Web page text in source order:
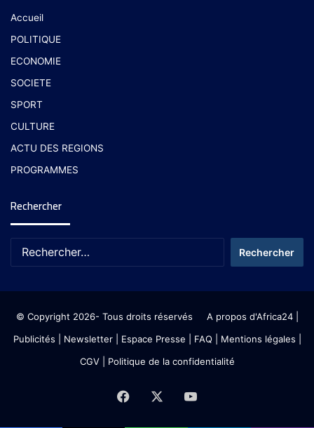
Accueil
POLITIQUE
ECONOMIE
SOCIETE
SPORT
CULTURE
ACTU DES REGIONS
PROGRAMMES
Rechercher
© Copyright 2026- Tous droits réservés A propos d'Africa24|
Publicités
Newsletter| Espace Presse | FAQ | Mentions légales
CGV| Politique de la confidentialité